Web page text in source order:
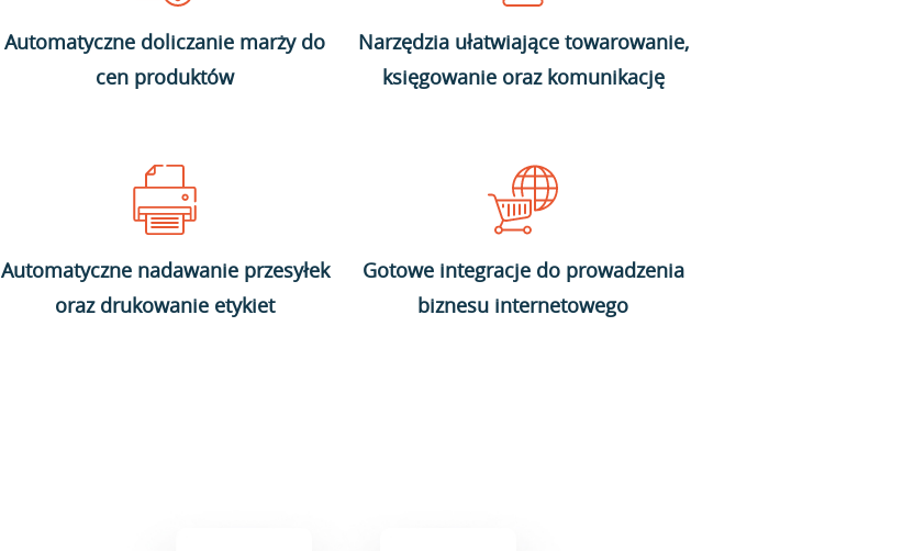
Automatyczne doliczanie marży do
cen produktów
Narzędzia ułatwiające towarowanie,
księgowanie oraz komunikację
Automatyczne nadawanie przesyłek
oraz drukowanie etykiet
Gotowe integracje do prowadzenia
biznesu internetowego